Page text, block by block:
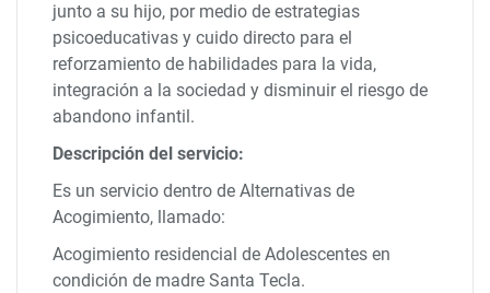
junto a su hijo, por medio de estrategias
psicoeducativas y cuido directo para el
reforzamiento de habilidades para la vida,
integración a la sociedad y disminuir el riesgo de
abandono infantil.
Descripción del servicio:
Es un servicio dentro de Alternativas de
Acogimiento, llamado:
Acogimiento residencial de Adolescentes en
condición de madre Santa Tecla.